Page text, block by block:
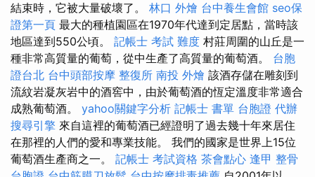
結束時，它被大量破壞了。 林口 外燴 台中養生會館 seo保
證第一頁 最大的種植園區在1970年代達到定居點，當時該
地區達到550公頃。 記帳士 考試 難度 村莊周圍的山丘是一
種非常高質量的葡萄，從中生產了高質量的葡萄酒。 台胞
證台北 台中頭部按摩 整復所 南投 外燴 該酒存儲在雕刻到
流紋岩凝灰岩中的酒窖中，由於葡萄酒的恆定溫度非常適合
成熟葡萄酒。 yahoo關鍵字分析 記帳士 書單 台胞證 代辦
搜尋引擎 來自這裡的葡萄酒已經證明了過去幾十年來居住
在那裡的人們的愛和專業技能。 我們的國家是世界上15位
葡萄酒生產商之一。 記帳士 考試資格 茶會點心 逢甲 整骨